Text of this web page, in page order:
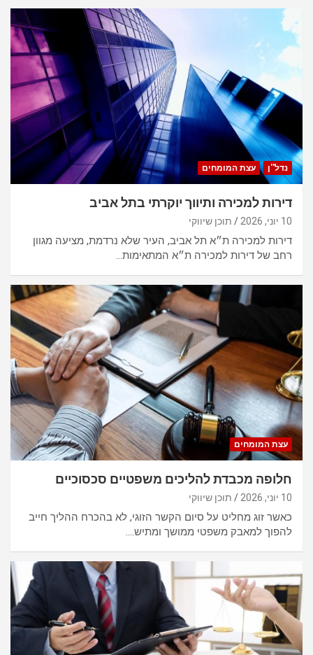
נדל''ן עצת המומחים
דירות למכירה ותיווך יוקרתי בתל אביב
10 יוני, 2026 תוכן שיווקי
דירות למכירה ת״א תל אביב, העיר שלא נרדמת, מציעה מגוון
רחב של דירות למכירה ת״א המתאימות…
עצת המומחים
חלופה מכבדת להליכים משפטיים סכסוכיים
10 יוני, 2026 תוכן שיווקי
כאשר זוג מחליט על סיום הקשר הזוגי, לא בהכרח ההליך חייב
להפוך למאבק משפטי ממושך ומתיש.…